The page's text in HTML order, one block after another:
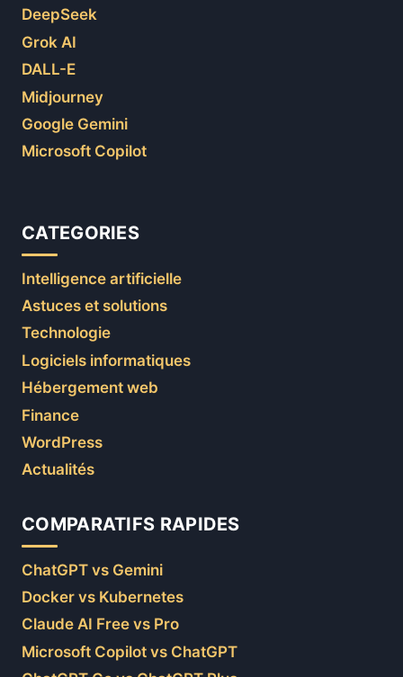
DeepSeek
Grok AI
DALL-E
Midjourney
Google Gemini
Microsoft Copilot
CATEGORIES
Intelligence artificielle
Astuces et solutions
Technologie
Logiciels informatiques
Hébergement web
Finance
WordPress
Actualités
COMPARATIFS RAPIDES
ChatGPT vs Gemini
Docker vs Kubernetes
Claude AI Free vs Pro
Microsoft Copilot vs ChatGPT